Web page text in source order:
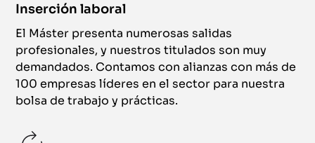
Inserción laboral
El Máster presenta numerosas salidas
profesionales, y nuestros titulados son muy
demandados. Contamos con alianzas con más de
100 empresas líderes en el sector para nuestra
bolsa de trabajo y prácticas.